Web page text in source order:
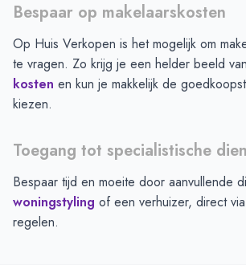
Bespaar op makelaarskosten
Op Huis Verkopen is het mogelijk om
te vragen. Zo krijg je een helder beeld van
kosten en kun je makkelijk de
kiezen.
Toegang tot specialistische
Bespaar tijd en moeite door aanvullende
woningstyling of een verhuizer, direct
regelen.